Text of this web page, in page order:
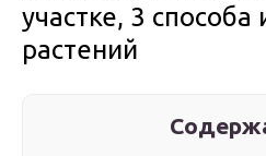
участке, 3 способа
растений